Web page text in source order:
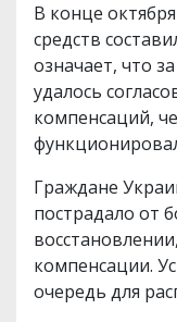
В конце
средств
означает, что
удалось
компенсаций,
Граждане
пострадало от
компенсации.
очередь для